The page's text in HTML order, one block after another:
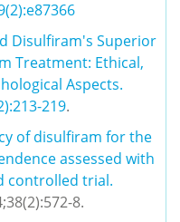
Disulfiram's Superior
Treatment: Ethical,
Aspects.
219.
of disulfiram for the
assessed with
8.